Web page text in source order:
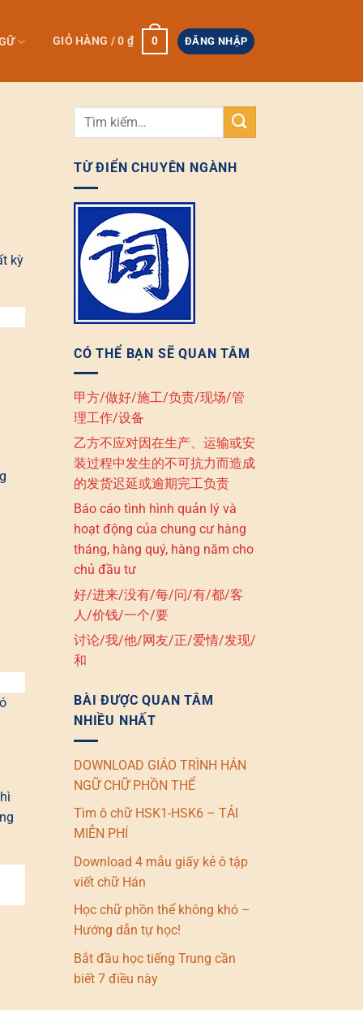
GIỎ HÀNG /0 ₫ 0 ĐĂNG NHẬP
kỳ
TỪ ĐIỂN CHUYÊN NGÀNH
CÓ THỂ BẠN SẼ QUAN TÂM
甲方/做好/施工/负责/现场/管
理工作/设备
乙方不应对因在生产、运输或安
装过程中发生的不可抗力而造成
的发货迟延或逾期完工负责
Báo cáo tình hình quản lý và
hoạt động của chung cư hàng
tháng, hàng quý, hàng năm cho
chủ đầu tư
好/进来/没有/每/问/有/都/客
人/价钱/一个/要
讨论/我/他/网友/正/爱情/发现/
和
BÀI ĐƯỢC QUAN TÂM
NHIỀU NHẤT
DOWNLOAD GIÁO TRÌNH HÁN
NGỮ CHỮ PHỒN THỂ
Tìm ô chữ HSK1-HSK6 – TẢI
MIỄN PHÍ
Download 4 mẫu giấy kẻ ô tập
viết chữ Hán
Học chữ phồn thể không khó –
Hướng dẫn tự học!
Bắt đầu học tiếng Trung cần
biết 7 điều này